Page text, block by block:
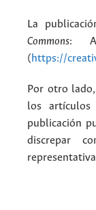
La
Commons:
(https://
Por otro
los artículos
publicación
discrepar